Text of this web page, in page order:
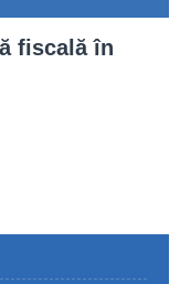
fiscală în